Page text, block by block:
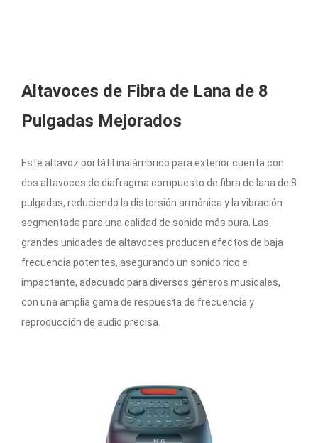
Altavoces de Fibra de Lana de 8
Pulgadas Mejorados
Este altavoz portátil inalámbrico para exterior cuenta con
dos altavoces de diafragma compuesto de fibra de lana de 8
pulgadas, reduciendo la distorsión armónica y la vibración
segmentada para una calidad de sonido más pura. Las
grandes unidades de altavoces producen efectos de baja
frecuencia potentes, asegurando un sonido rico e
impactante, adecuado para diversos géneros musicales,
con una amplia gama de respuesta de frecuencia y
reproducción de audio precisa.